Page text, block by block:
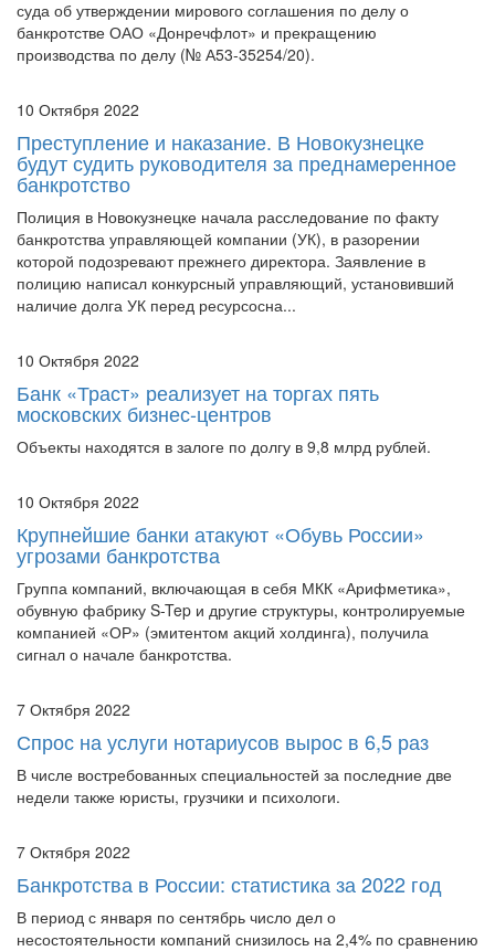
банкротстве ОАО «Донречфлот» и прекращению
производства по делу (№ А53-35254/20).
Преступление и наказание. В Новокузнецке
будут судить руководителя за преднамеренное
банкротство
Полиция в Новокузнецке начала расследование по факту
банкротства управляющей компании (УК), в разорении
которой подозревают прежнего директора. Заявление в
полицию написал конкурсный управляющий, установивший
наличие долга УК перед ресурсосна...
Банк «Траст» реализует на торгах пять
московских бизнес-центров
Объекты находятся в залоге по долгу в 9,8 млрд рублей.
Крупнейшие банки атакуют «Обувь России»
угрозами банкротства
Группа компаний, включающая в себя МКК «Арифметика»,
обувную фабрику S-Tep и другие структуры, контролируемые
компанией «ОР» (эмитентом акций холдинга), получила
сигнал о начале банкротства.
Спрос на услуги нотариусов вырос в 6,5 раз
В числе востребованных специальностей за последние две
недели также юристы, грузчики и психологи.
Банкротства в России: статистика за 2022 год
В период с января по сентябрь число дел о
несостоятельности компаний снизилось на 2,4% по сравнению
с предыдущим годом.